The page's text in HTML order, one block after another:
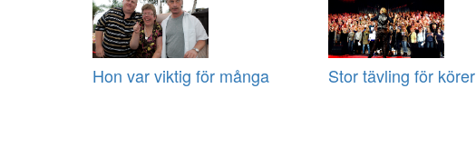
Hon var viktig för många Stor tävling för körer